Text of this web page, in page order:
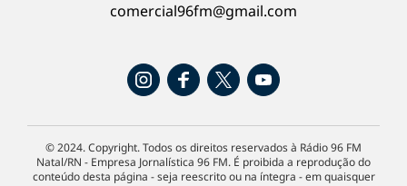
comercial96fm@gmail.com
© 2024. Copyright. Todos os direitos reservados à Rádio 96 FM
Natal/RN - Empresa Jornalística 96 FM. É proibida a reprodução do
conteúdo desta página - seja reescrito ou na íntegra - em quaisquer